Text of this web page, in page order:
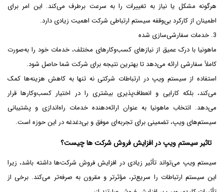
هرگونه مشکل یا نیاز به تغییرات را به سرعت برطرف می‌کند. این امر برای
اطمینان از کارکرد بی‌وقفه سیستم ارتباطی شرکت اهمیت زیادی دارد.
3. خدمات سفارشی‌سازی شده
ماهونیا با درک عمیق از نیازهای کسب‌وکارهای مختلف، خدمات خود را به‌صورت
کاملاً سفارشی ارائه می‌دهد تا بهترین نتیجه برای شرکت شما حاصل شود.
استفاده از سیستم ویپ در ارتباطات شرکتی نه تنها به کاهش هزینه‌ها کمک
می‌کند، بلکه کارایی و انعطاف‌پذیری بیشتری را در اختیار کسب‌وکارها قرار
می‌دهد. انتخاب ماهونیا به عنوان ارائه‌دهنده خدمات راه‌اندازی و پشتیبانی
سیستم‌های ویپ، تضمینی برای تجربه‌ای موفق و بی‌دغدغه در این حوزه است.
تاثیر سیستم ویپ در افزایش فروش شرکت ها چیست؟
سیستم ویپ می‌تواند تأثیر زیادی در افزایش فروش شرکت‌ها داشته باشد، زیرا
این سیستم ارتباطات را سریع‌تر، مؤثرتر و مقرون به صرفه‌تر می‌کند. برخی از